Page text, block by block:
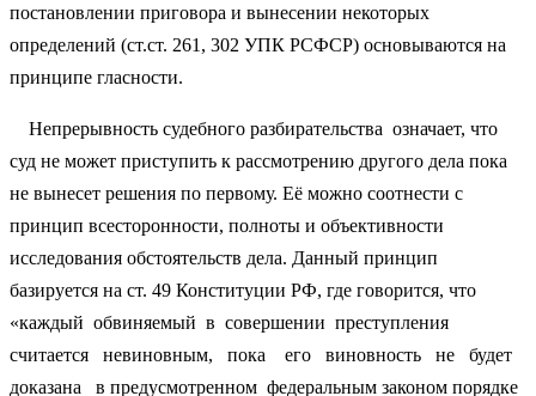
постановлении приговора и вынесении некоторых
определений (ст.ст. 261, 302 УПК РСФСР) основываются на
принципе гласности.
Непрерывность судебного разбирательства означает, что
суд не может приступить к рассмотрению другого дела пока
не вынесет решения по первому. Её можно соотнести с
принцип всесторонности, полноты и объективности
исследования обстоятельств дела. Данный принцип
базируется на ст. 49 Конституции РФ, где говорится, что
«каждый обвиняемый в совершении преступления
считается невиновным, пока его виновность не будет
доказана в предусмотренном федеральным законом порядке